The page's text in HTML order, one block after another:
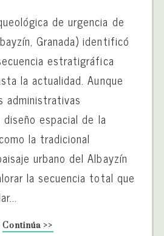
de urgencia de
Granada) identificó
estratigráfica
la actualidad. Aunque
administrativas
espacial de la
la tradicional
urbano del Albayzín
la secuencia total que
Continúa >>